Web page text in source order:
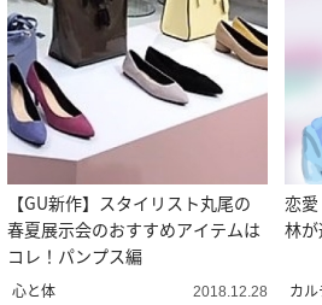
【GU新作】スタイリスト丸尾の
春夏展示会のおすすめアイテムは
コレ！パンプス編
心と体 2018.12.28
恋
林
カ